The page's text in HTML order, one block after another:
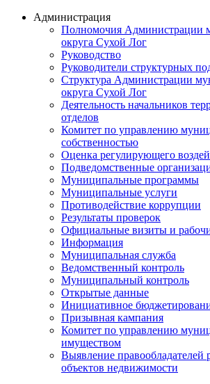
Администрация
Полномочия Администрации
округа Сухой Лог
Руководство
Руководители структурных
Структура Администрации
округа Сухой Лог
Деятельность начальников
отделов
Комитет по управлению
собственностью
Оценка регулирующего
Подведомственные
Муниципальные программы
Муниципальные услуги
Противодействие коррупции
Результаты проверок
Официальные визиты и
Информация
Муниципальная служба
Ведомственный контроль
Муниципальный контроль
Открытые данные
Инициативное
Призывная кампания
Комитет по управлению
имуществом
Выявление правообладателей
объектов недвижимости